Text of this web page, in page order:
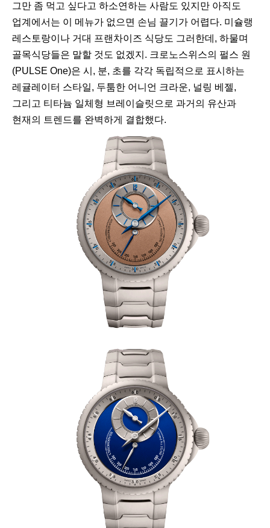
그만 좀 먹고 싶다고 하소연하는 사람도 있지만 아직도
업계에서는 이 메뉴가 없으면 손님 끌기가 어렵다. 미슐랭
레스토랑이나 거대 프랜차이즈 식당도 그러한데, 하물며
골목식당들은 말할 것도 없겠지. 크로노스위스의 펄스 원
(PULSE One)은 시, 분, 초를 각각 독립적으로 표시하는
레귤레이터 스타일, 두툼한 어니언 크라운, 널링 베젤,
그리고 티타늄 일체형 브레이슬릿으로 과거의 유산과
현재의 트렌드를 완벽하게 결합했다.